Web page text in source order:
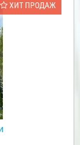
ХИТ ПРОДАЖ